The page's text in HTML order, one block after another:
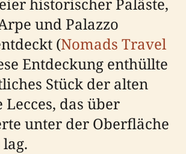
und Palazzo
(Nomads Travel
Entdeckung enthüllte
Stück der alten
Lecces, das über
unter der Oberfläche